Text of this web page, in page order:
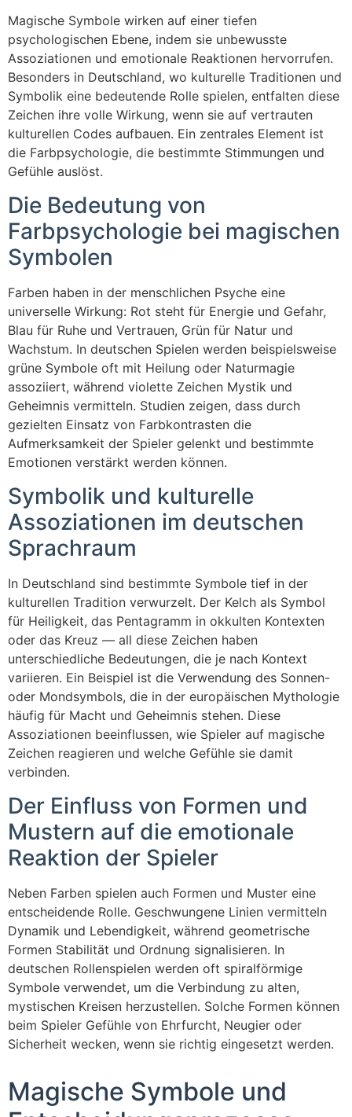
Magische Symbole wirken auf einer tiefen
psychologischen Ebene, indem sie unbewusste
Assoziationen und emotionale Reaktionen hervorrufen.
Besonders in Deutschland, wo kulturelle Traditionen und
Symbolik eine bedeutende Rolle spielen, entfalten diese
Zeichen ihre volle Wirkung, wenn sie auf vertrauten
kulturellen Codes aufbauen. Ein zentrales Element ist
die Farbpsychologie, die bestimmte Stimmungen und
Gefühle auslöst.
Die Bedeutung von
Farbpsychologie bei magischen
Symbolen
Farben haben in der menschlichen Psyche eine
universelle Wirkung: Rot steht für Energie und Gefahr,
Blau für Ruhe und Vertrauen, Grün für Natur und
Wachstum. In deutschen Spielen werden beispielsweise
grüne Symbole oft mit Heilung oder Naturmagie
assoziiert, während violette Zeichen Mystik und
Geheimnis vermitteln. Studien zeigen, dass durch
gezielten Einsatz von Farbkontrasten die
Aufmerksamkeit der Spieler gelenkt und bestimmte
Emotionen verstärkt werden können.
Symbolik und kulturelle
Assoziationen im deutschen
Sprachraum
In Deutschland sind bestimmte Symbole tief in der
kulturellen Tradition verwurzelt. Der Kelch als Symbol
für Heiligkeit, das Pentagramm in okkulten Kontexten
oder das Kreuz — all diese Zeichen haben
unterschiedliche Bedeutungen, die je nach Kontext
variieren. Ein Beispiel ist die Verwendung des Sonnen-
oder Mondsymbols, die in der europäischen Mythologie
häufig für Macht und Geheimnis stehen. Diese
Assoziationen beeinflussen, wie Spieler auf magische
Zeichen reagieren und welche Gefühle sie damit
verbinden.
Der Einfluss von Formen und
Mustern auf die emotionale
Reaktion der Spieler
Neben Farben spielen auch Formen und Muster eine
entscheidende Rolle. Geschwungene Linien vermitteln
Dynamik und Lebendigkeit, während geometrische
Formen Stabilität und Ordnung signalisieren. In
deutschen Rollenspielen werden oft spiralförmige
Symbole verwendet, um die Verbindung zu alten,
mystischen Kreisen herzustellen. Solche Formen können
beim Spieler Gefühle von Ehrfurcht, Neugier oder
Sicherheit wecken, wenn sie richtig eingesetzt werden.
Magische Symbole und